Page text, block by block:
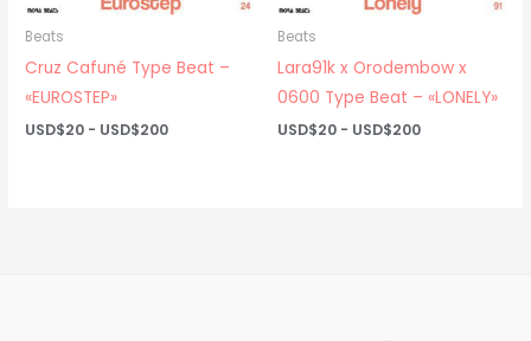
Beats
Cruz Cafuné Type Beat –
«EUROSTEP»
USD$20 - USD$200Rango
Beats
Lara91k x Orodembow x
0600 Type Beat – «LONELY»
USD$20 - USD$200Rango